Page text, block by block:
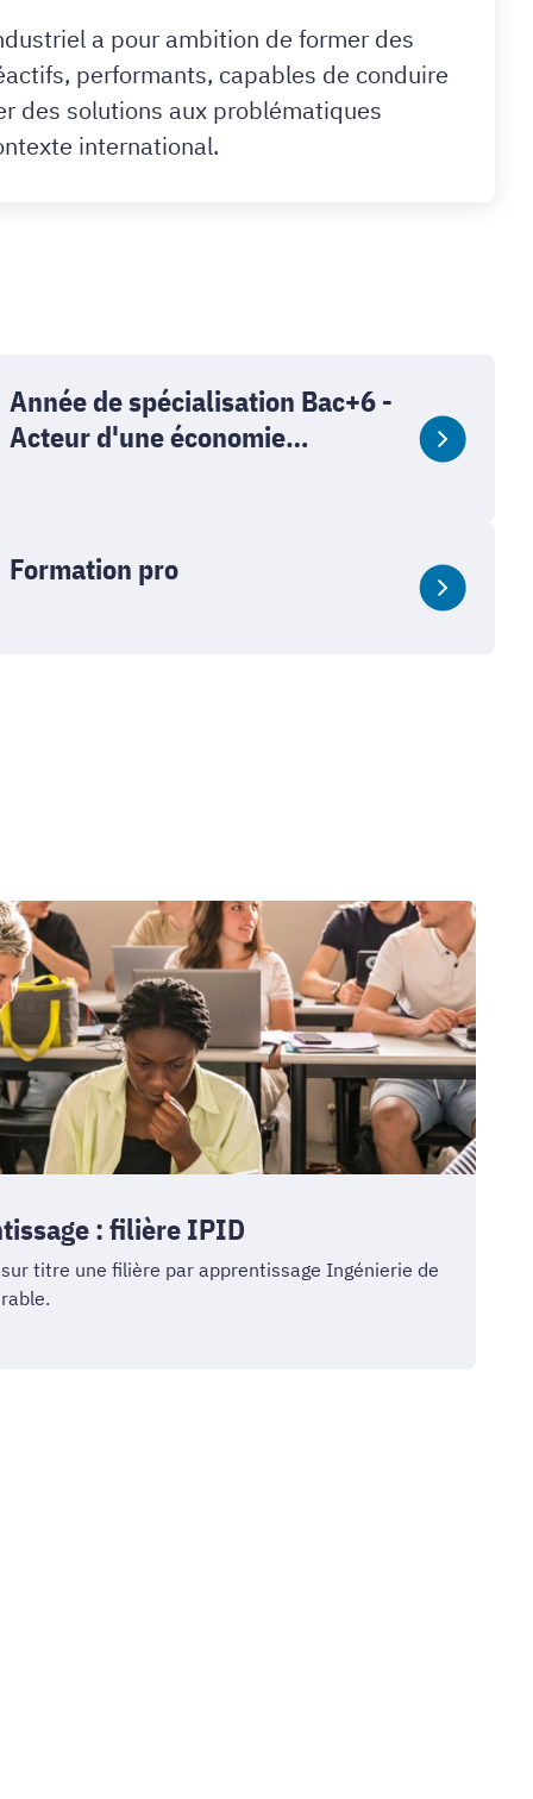
a pour ambition de former des
performants, capables de conduire
des solutions aux problématiques
international.
Année de spécialisation Bac+6 -
Acteur d'une économie
Formation pro
: filière IPID
titre une filière par apprentissage Ingénierie de